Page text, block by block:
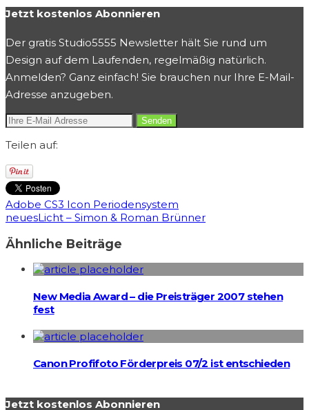
Jetzt kostenlos Abonnieren
Der gratis Studio5555 Newsletter hält Sie rund um
Design auf dem Laufenden, regelmäßig natürlich.
Anmelden? Ganz einfach! Sie brauchen nur Ihre E-Mail-
Adresse anzugeben.
Teilen auf:
Adobe CS3 Icon Periodensystem
neuesLicht – Simon & Roman Brünner
Ähnliche Beiträge
New Media Award – die Preisträger 2007 stehen
fest
Canon Profifoto Förderpreis 07/2 ist entschieden
Jetzt kostenlos Abonnieren